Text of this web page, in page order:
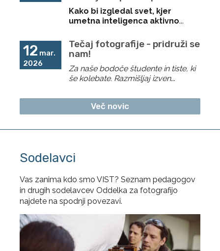
Modna fotografija I
Vizualne komunikacije in oblikovanje
4
Σ III. SEMESTER
IV. SEMESTER
Reportažna in dokumentarna
6
Oglaševalska in naročniška fotografija II
Video, film in novi mediji I
4
Konceptualizacija prostora
Σ IV. SEMESTER
30
Σ II. LETNIK
60
Kako bi izgledal svet, kjer
umetna inteligenca aktivno...
12 mar.
2026
Tečaj fotografije - pridruži se
nam!
Za naše bodoče študente in tiste, ki
še kolebate. Razmišljaj izven...
Več novic
Sodelavci
Vas zanima kdo smo VIST? Seznam pedagogov
in drugih sodelavcev Oddelka za fotografijo
najdete na spodnji povezavi.